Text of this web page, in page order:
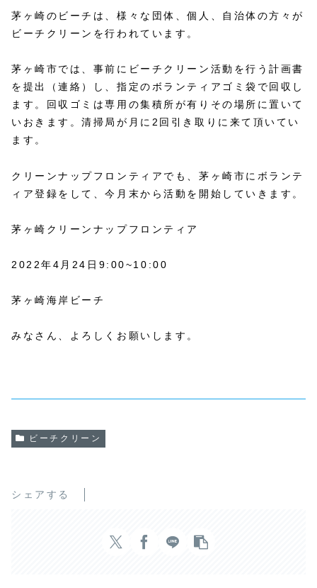
茅ヶ崎のビーチは、様々な団体、個人、自治体の方々が
ビーチクリーンを行われています。
茅ヶ崎市では、事前にビーチクリーン活動を行う計画書
を提出（連絡）し、指定のボランティアゴミ袋で回収し
ます。回収ゴミは専用の集積所が有りその場所に置いて
いおきます。清掃局が月に2回引き取りに来て頂いてい
ます。
クリーンナップフロンティアでも、茅ヶ崎市にボランテ
ィア登録をして、今月末から活動を開始していきます。
茅ヶ崎クリーンナップフロンティア
2022年4月24日9:00~10:00
茅ヶ崎海岸ビーチ
みなさん、よろしくお願いします。
ビーチクリーン
シェアする